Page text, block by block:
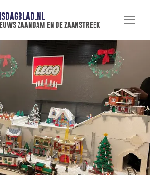
zaandam en de zaanstreek